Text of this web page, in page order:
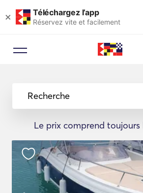
× Téléchargez l’app
Réservez vite et facilement
Recherche
Le prix comprend toujours